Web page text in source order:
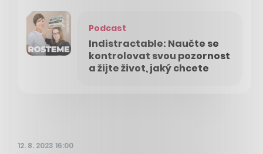
Podcast
Indistractable: Naučte se
kontrolovat svou pozornost
a žijte život, jaký chcete
12. 8. 2023 16:00